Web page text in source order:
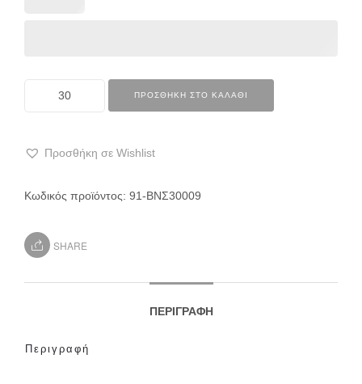
ΠΡΟΣΘΉΚΗ ΣΤΟ ΚΑΛΆΘΙ
Προσθήκη σε Wishlist
Κωδικός προϊόντος: 91-ΒΝΣ30009
SHARE
ΠΕΡΙΓΡΑΦΉ
Περιγραφή